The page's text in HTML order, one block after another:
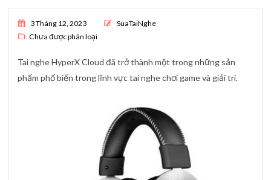
Posted on
3 Tháng 12, 2023
SuaTaiNghe
Chưa được phân loại
Tai nghe HyperX Cloud đã trở thành một trong những sản
phẩm phổ biến trong lĩnh vực tai nghe chơi game và giải trí.